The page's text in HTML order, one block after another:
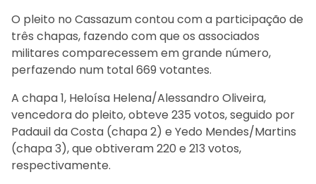
O pleito no Cassazum contou com a participação de
três chapas, fazendo com que os associados
militares comparecessem em grande número,
perfazendo num total 669 votantes.
A chapa 1, Heloísa Helena/Alessandro Oliveira,
vencedora do pleito, obteve 235 votos, seguido por
Padauil da Costa (chapa 2) e Yedo Mendes/Martins
(chapa 3), que obtiveram 220 e 213 votos,
respectivamente.